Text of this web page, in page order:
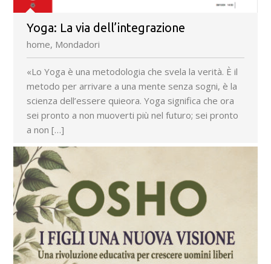
Yoga: La via dell’integrazione
home, Mondadori
«Lo Yoga è una metodologia che svela la verità. È il
metodo per arrivare a una mente senza sogni, è la
scienza dell’essere quieora. Yoga significa che ora
sei pronto a non muoverti più nel futuro; sei pronto
a non […]